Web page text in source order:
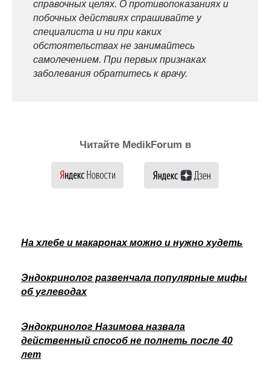
справочных целях. О противопоказаниях и
побочных действиях спрашивайте у
специалиста и ни при каких
обстоятельствах не занимайтесь
самолечением. При первых признаках
заболевания обратитесь к врачу.
Читайте MedikForum в
На хлебе и макаронах можно и нужно худеть
Эндокринолог развенчала популярные мифы
об углеводах
Эндокринолог Назимова назвала
действенный способ не полнеть после 40
лет